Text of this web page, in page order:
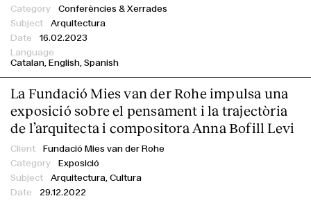
Conferències & Xerrades
Arquitectura
16.02.2023
Catalan English Spanish
La Fundació Mies van der Rohe impulsa una
exposició sobre el pensament i la trajectòria
de l’arquitecta i compositora Anna Bofill Levi
Fundació Mies van der Rohe
Exposició
Arquitectura, Cultura
29.12.2022